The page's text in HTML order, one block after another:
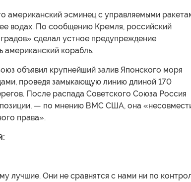
американский эсминец с управляемыми
водах. По сообщению Кремля, российский
сделал устное предупреждение
американский корабль.
объявил крупнейший залив Японского моря
проведя замыкающую линию длиной 170
После распада Советского Союза Россия
— по мнению ВМС США, она
права».
лучшие. Они не сравнятся с нами ни по